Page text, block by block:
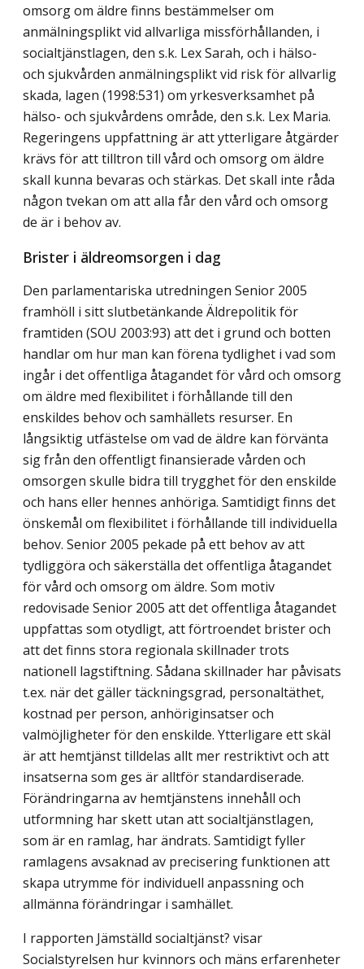
omsorg om äldre finns bestämmelser om
anmälningsplikt vid allvarliga missförhållanden, i
socialtjänstlagen, den s.k. Lex Sarah, och i hälso-
och sjukvården anmälningsplikt vid risk för allvarlig
skada, lagen (1998:531) om yrkesverksamhet på
hälso- och sjukvårdens område, den s.k. Lex Maria.
Regeringens uppfattning är att ytterligare åtgärder
krävs för att tilltron till vård och omsorg om äldre
skall kunna bevaras och stärkas. Det skall inte råda
någon tvekan om att alla får den vård och omsorg
de är i behov av.
Brister i äldreomsorgen i dag
Den parlamentariska utredningen Senior 2005
framhöll i sitt slutbetänkande Äldrepolitik för
framtiden (SOU 2003:93) att det i grund och botten
handlar om hur man kan förena tydlighet i vad som
ingår i det offentliga åtagandet för vård och omsorg
om äldre med flexibilitet i förhållande till den
enskildes behov och samhällets resurser. En
långsiktig utfästelse om vad de äldre kan förvänta
sig från den offentligt finansierade vården och
omsorgen skulle bidra till trygghet för den enskilde
och hans eller hennes anhöriga. Samtidigt finns det
önskemål om flexibilitet i förhållande till individuella
behov. Senior 2005 pekade på ett behov av att
tydliggöra och säkerställa det offentliga åtagandet
för vård och omsorg om äldre. Som motiv
redovisade Senior 2005 att det offentliga åtagandet
uppfattas som otydligt, att förtroendet brister och
att det finns stora regionala skillnader trots
nationell lagstiftning. Sådana skillnader har påvisats
t.ex. när det gäller täckningsgrad, personaltäthet,
kostnad per person, anhöriginsatser och
valmöjligheter för den enskilde. Ytterligare ett skäl
är att hemtjänst tilldelas allt mer restriktivt och att
insatserna som ges är alltför standardiserade.
Förändringarna av hemtjänstens innehåll och
utformning har skett utan att socialtjänstlagen,
som är en ramlag, har ändrats. Samtidigt fyller
ramlagens avsaknad av precisering funktionen att
skapa utrymme för individuell anpassning och
allmänna förändringar i samhället.
I rapporten Jämställd socialtjänst? visar
Socialstyrelsen hur kvinnors och mäns erfarenheter